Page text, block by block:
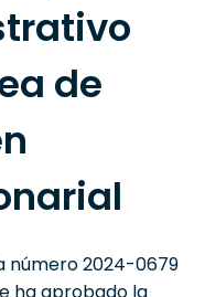
de
número 2024-0679
ha aprobado la